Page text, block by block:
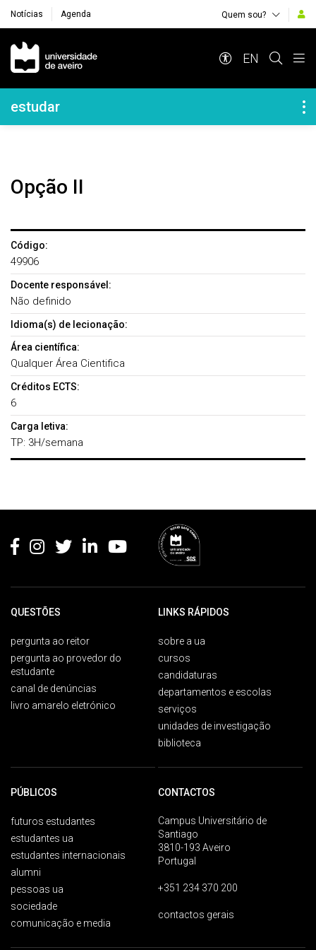
Notícias Agenda Quem sou?
Navegação Principal
EN
Navegação Lateral
estudar
Opção II
Código:
49906
Docente responsável:
Não definido
Idioma(s) de lecionação:
Área científica:
Qualquer Área Cientifica
Créditos ECTS:
6
Carga letiva:
TP: 3H/semana
QUESTÕES
pergunta ao reitor
pergunta ao provedor do
estudante
canal de denúncias
livro amarelo eletrónico
LINKS RÁPIDOS
sobre a ua
cursos
candidaturas
departamentos e escolas
serviços
unidades de investigação
biblioteca
PÚBLICOS
futuros estudantes
estudantes ua
estudantes internacionais
alumni
pessoas ua
sociedade
comunicação e media
CONTACTOS
Campus Universitário de
Santiago
3810-193 Aveiro
Portugal
+351 234 370 200
contactos gerais